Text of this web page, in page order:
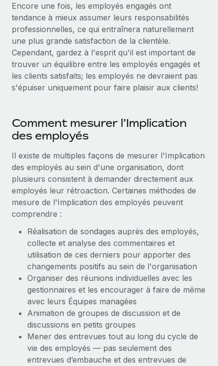
Encore une fois, les employés engagés ont
tendance à mieux assumer leurs responsabilités
professionnelles, ce qui entraînera naturellement
une plus grande satisfaction de la clientèle.
Cependant, gardez à l'esprit qu'il est important de
trouver un équilibre entre les employés engagés et
les clients satisfaits; les employés ne devraient pas
s'épuiser uniquement pour faire plaisir aux clients!
Comment mesurer l’Implication
des employés
Il existe de multiples façons de mesurer l'Implication
des employés au sein d'une organisation, dont
plusieurs consistent à demander directement aux
employés leur rétroaction. Certaines méthodes de
mesure de l'Implication des employés peuvent
comprendre :
Réalisation de sondages auprès des employés,
collecte et analyse des commentaires et
utilisation de ces derniers pour apporter des
changements positifs au sein de l'organisation
Organiser des réunions individuelles avec les
gestionnaires et les encourager à faire de même
avec leurs Équipes managées
Animation de groupes de discussion et de
discussions en petits groupes
Mener des entrevues tout au long du cycle de
vie des employés — pas seulement des
entrevues d’embauche et des entrevues de